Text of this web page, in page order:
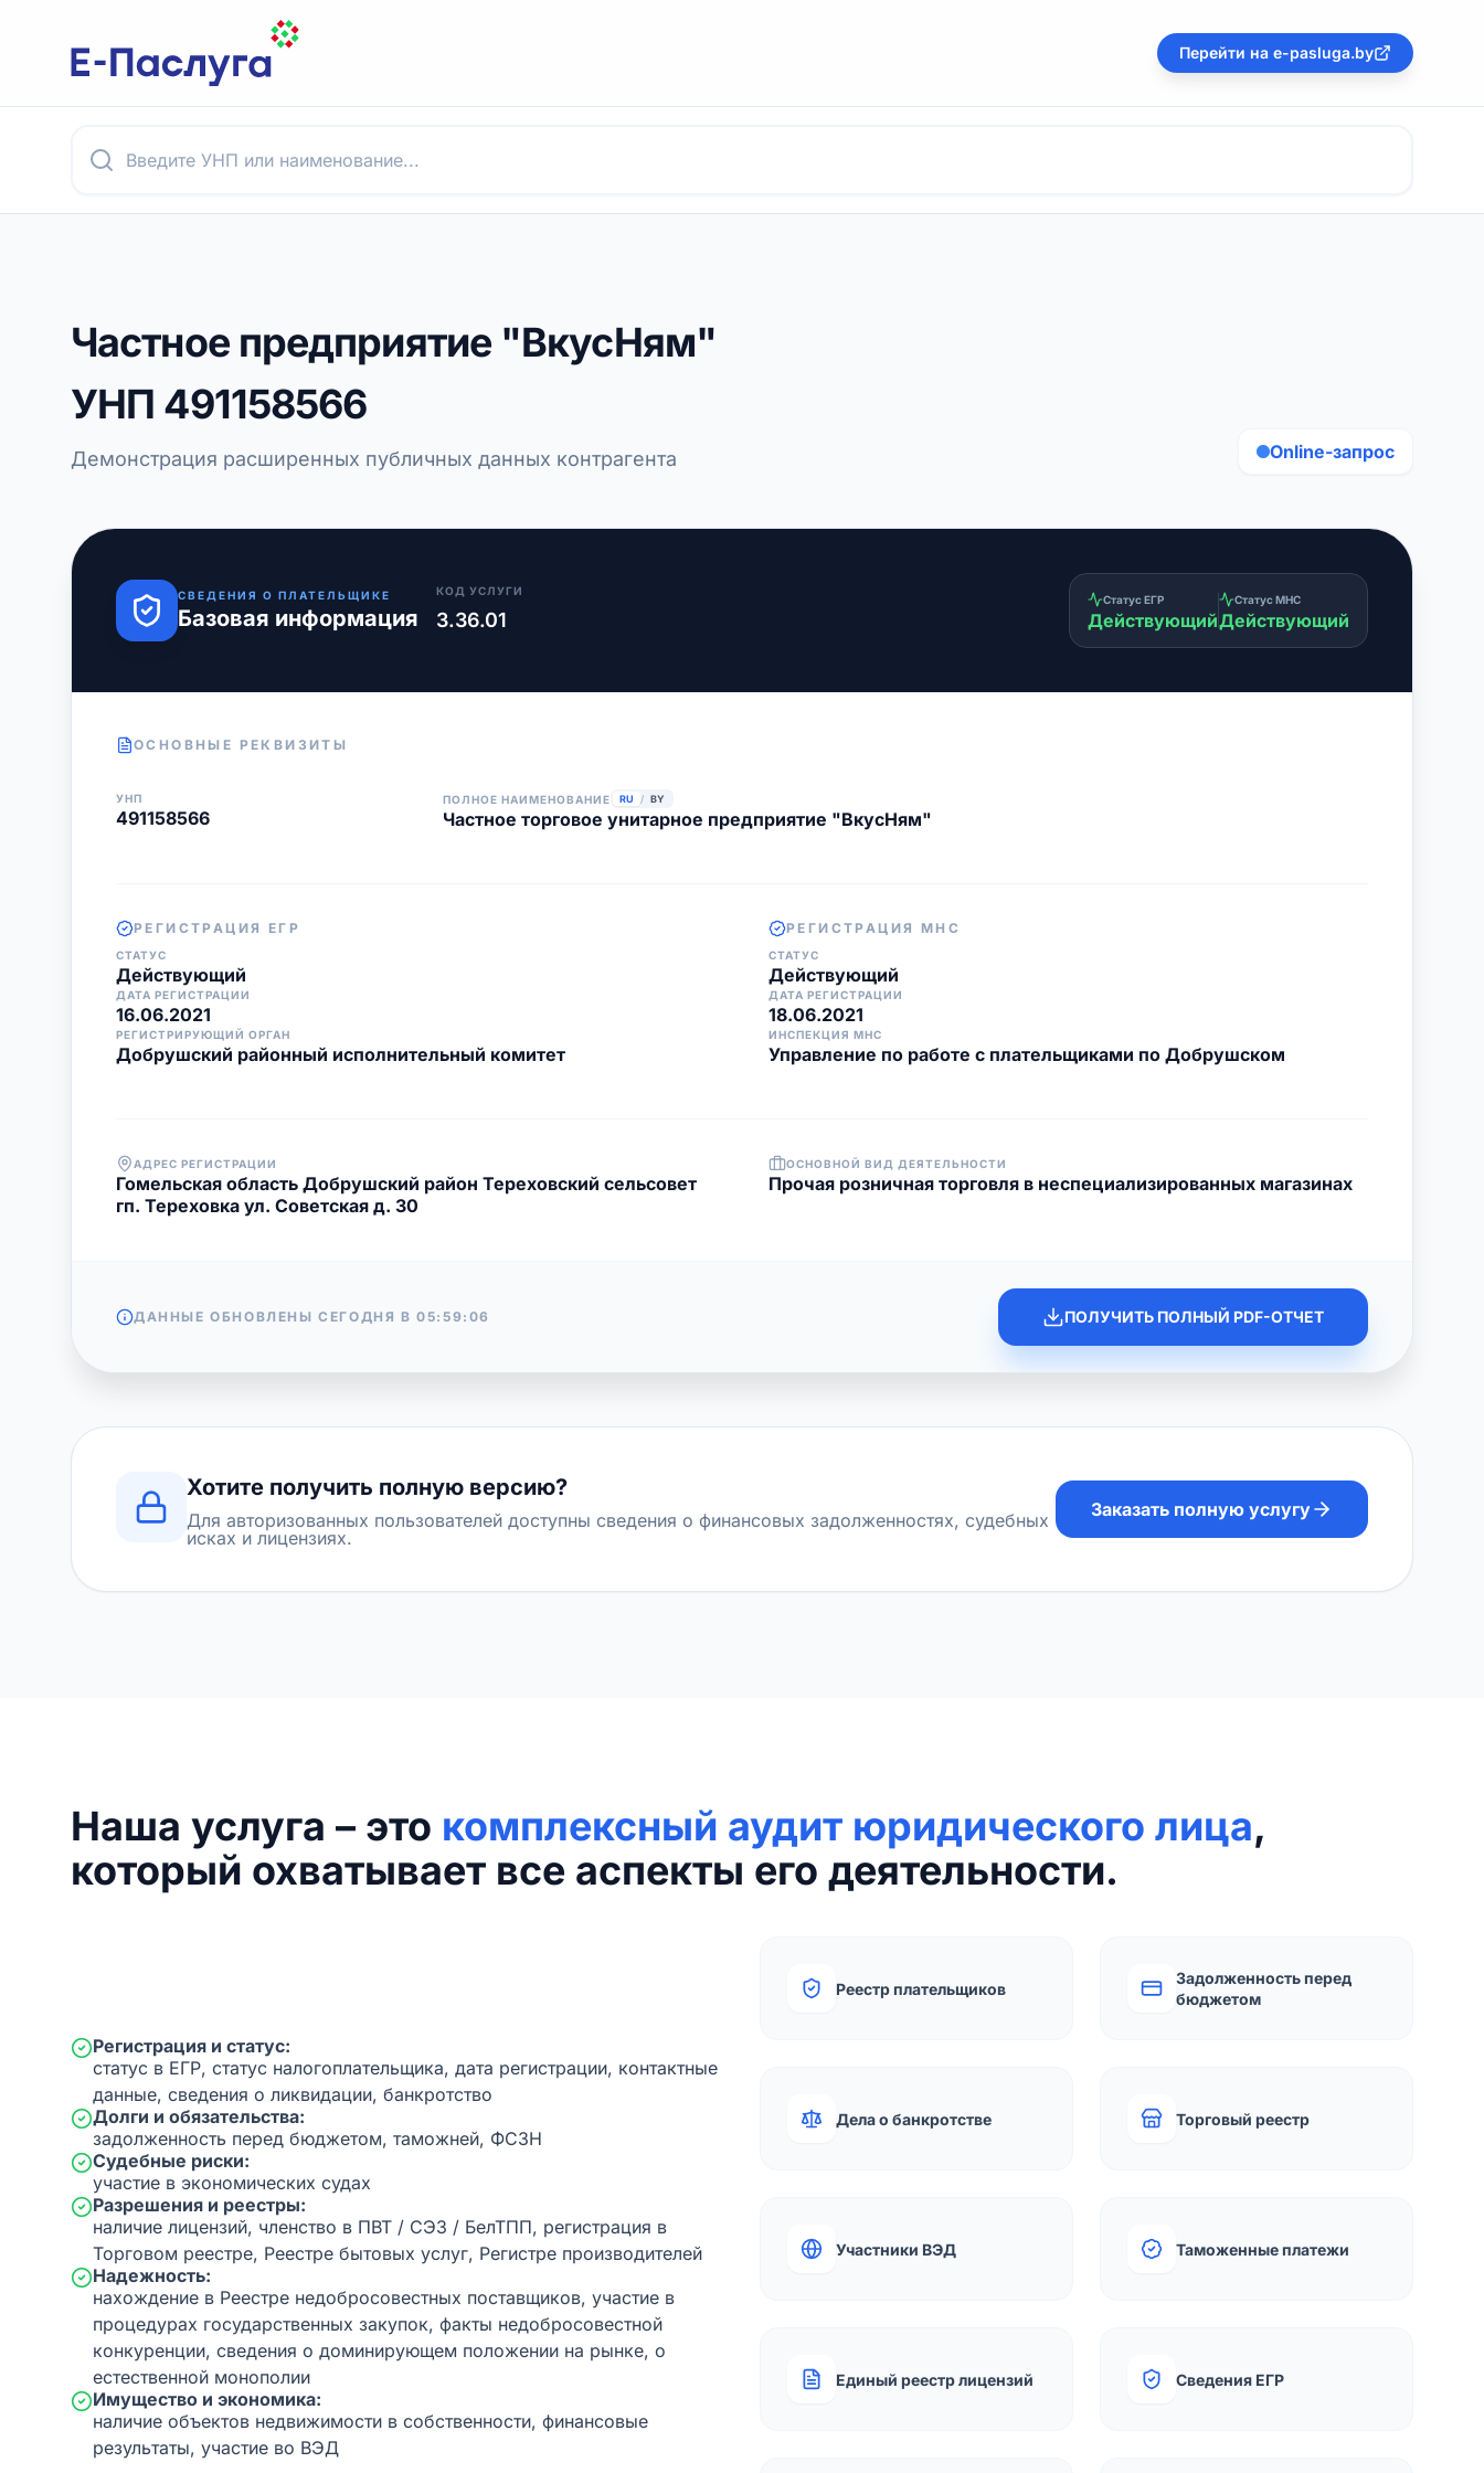
Перейти на e-pasluga.by
Частное предприятие "ВкусНям"
УНП 491158566
Демонстрация расширенных публичных данных контрагента Online-запрос
СВЕДЕНИЯ О ПЛАТЕЛЬЩИКЕ
Базовая информация
КОД УСЛУГИ
3.36.01
Статус ЕГР
Действующий
Статус МНС
Действующий
ОСНОВНЫЕ РЕКВИЗИТЫ
УНП
491158566
ПОЛНОЕ НАИМЕНОВАНИЕ RU / BY
Частное торговое унитарное предприятие "ВкусНям"
РЕГИСТРАЦИЯ ЕГР
СТАТУС
Действующий
ДАТА РЕГИСТРАЦИИ
16.06.2021
РЕГИСТРИРУЮЩИЙ ОРГАН
Добрушский районный исполнительный комитет
РЕГИСТРАЦИЯ МНС
СТАТУС
Действующий
ДАТА РЕГИСТРАЦИИ
18.06.2021
ИНСПЕКЦИЯ МНС
Управление по работе с плательщиками по Добрушском
АДРЕС РЕГИСТРАЦИИ
Гомельская область Добрушский район Тереховский сельсовет
гп. Тереховка ул. Советская д. 30
ОСНОВНОЙ ВИД ДЕЯТЕЛЬНОСТИ
Прочая розничная торговля в неспециализированных магазинах
ДАННЫЕ ОБНОВЛЕНЫ СЕГОДНЯ В05:59:06 ПОЛУЧИТЬ ПОЛНЫЙ PDF-ОТЧЕТ
Хотите получить полную версию?
Для авторизованных пользователей доступны сведения о финансовых задолженностях, судебных
исках и лицензиях.
Заказать полную услугу
Наша услуга – это комплексный аудит юридического лица,
который охватывает все аспекты его деятельности.
Регистрация и статус:
статус в ЕГР, статус налогоплательщика, дата регистрации, контактные
данные, сведения о ликвидации, банкротство
Долги и обязательства:
задолженность перед бюджетом, таможней, ФСЗН
Судебные риски:
участие в экономических судах
Разрешения и реестры:
наличие лицензий, членство в ПВТ / СЭЗ / БелТПП, регистрация в
Торговом реестре, Реестре бытовых услуг, Регистре производителей
Надежность:
нахождение в Реестре недобросовестных поставщиков, участие в
процедурах государственных закупок, факты недобросовестной
конкуренции, сведения о доминирующем положении на рынке, о
естественной монополии
Имущество и экономика:
наличие объектов недвижимости в собственности, финансовые
результаты, участие во ВЭД
Реестр плательщиков
Задолженность перед
бюджетом
Дела о банкротстве Торговый реестр
Участники ВЭД Таможенные платежи
Единый реестр лицензий Сведения ЕГР